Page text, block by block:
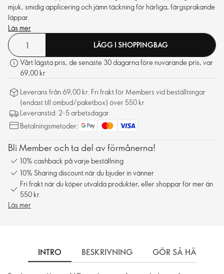
mjuk, smidig applicering och jämn täckning för härliga, färgsprakande
läppar.
Läs mer
LÄGG I SHOPPINGBAG
Vårt lägsta pris, de senaste 30 dagarna före nuvarande pris, var
69,00 kr
Leverans från 69,00 kr. Fri frakt för Members vid beställningar
(endast till ombud/paketbox) över 550 kr
Leveranstid: 2-5 arbetsdagar
Betalningsmetoder:
Bli Member och ta del av förmånerna!
10% cashback på varje beställning
10% Sharing discount när du bjuder in vänner
Fri frakt när du köper utvalda produkter, eller shoppar för mer än
550 kr.
Läs mer
INTRO BESKRIVNING GÖR SÅ HÄR